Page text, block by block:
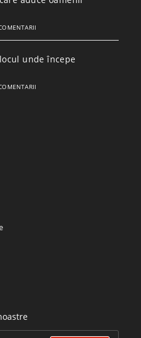
unde începe